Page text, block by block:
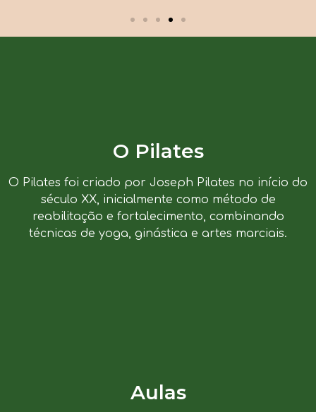
O Pilates
O Pilates foi criado por Joseph Pilates no início do
século XX, inicialmente como método de
reabilitação e fortalecimento, combinando
técnicas de yoga, ginástica e artes marciais.
Aulas